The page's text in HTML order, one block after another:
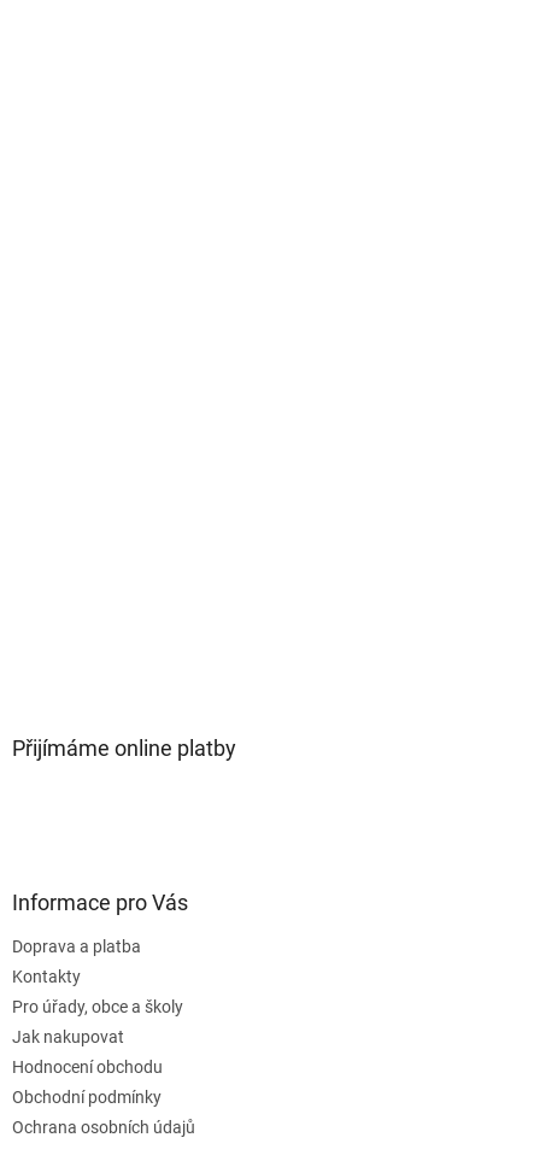
Přijímáme online platby
Informace pro Vás
Doprava a platba
Kontakty
Pro úřady, obce a školy
Jak nakupovat
Hodnocení obchodu
Obchodní podmínky
Ochrana osobních údajů